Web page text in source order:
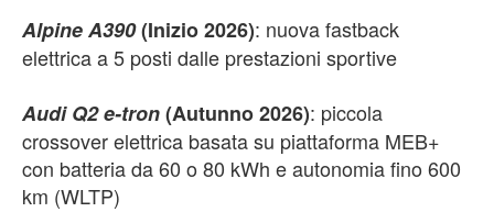
Alpine A390(Inizio 2026): nuova fastback
elettrica a 5 posti dalle prestazioni sportive
Audi Q2 e-tron(Autunno 2026): piccola
crossover elettrica basata su piattaforma MEB+
con batteria da 60 o 80 kWh e autonomia fino 600
km (WLTP)